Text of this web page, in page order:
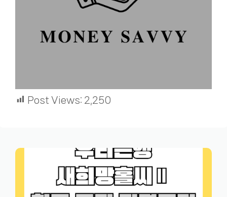
Post Views: 2,250